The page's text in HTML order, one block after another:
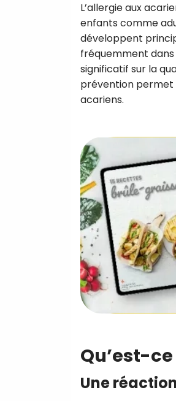
L’allergie aux
enfants comme
développent
fréquemment
significatif sur la
prévention permet
acariens.
Qu’est-
Une